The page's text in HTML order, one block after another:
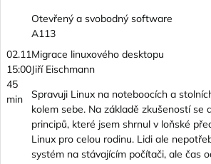
Otevřený a svobodný software
A113
02.11
15:00
45
min
Migrace linuxového desktopu
Jiří Eischmann
Spravuji Linux na noteboocích a
kolem sebe. Na základě zkušeností se
principů, které jsem shrnul v loňské
Linux pro celou rodinu. Lidi ale
systém na stávajícím počítači, ale čas